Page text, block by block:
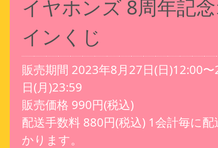
イヤホンズ 8周年記
インくじ
販売期間 2023年8月27日(日)12:00
日(月)23:59
販売価格 990円(税込)
配送手数料 880円(税込) 1会計毎に
かります。